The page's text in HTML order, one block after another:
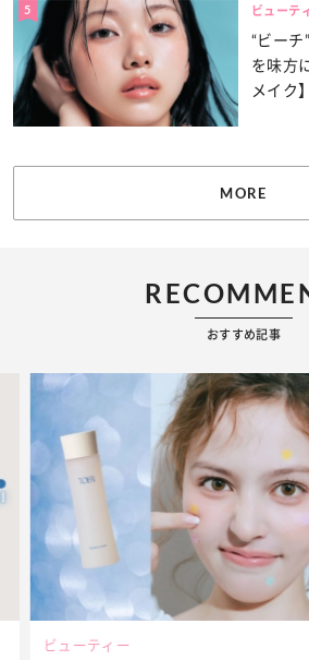
5 ビューテ
“ビー
を味方
メイク
MORE
おすすめ記事
ビューティー